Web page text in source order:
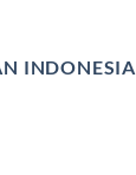
INDONESIA